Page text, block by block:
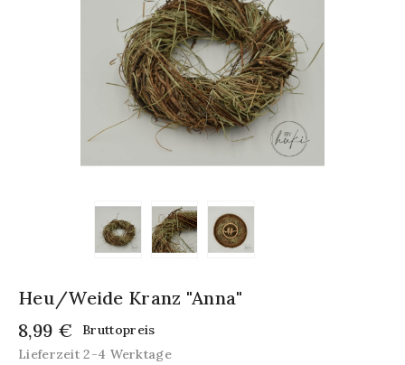
Heu/Weide Kranz "Anna"
8,99 €
Bruttopreis
Lieferzeit 2-4 Werktage